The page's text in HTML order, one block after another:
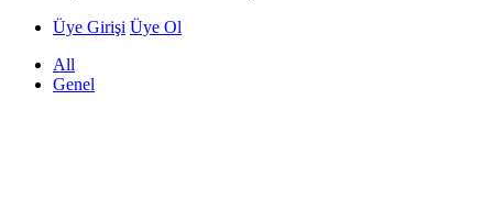
Üye Girişi Üye Ol
All
Genel